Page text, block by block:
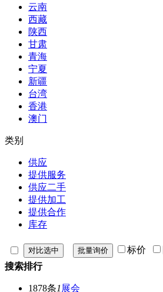
云南
西藏
陕西
甘肃
青海
宁夏
新疆
台湾
香港
澳门
类别
供应
提供服务
供应二手
提供加工
提供合作
库存
标价
搜索排行
1878条1 展会